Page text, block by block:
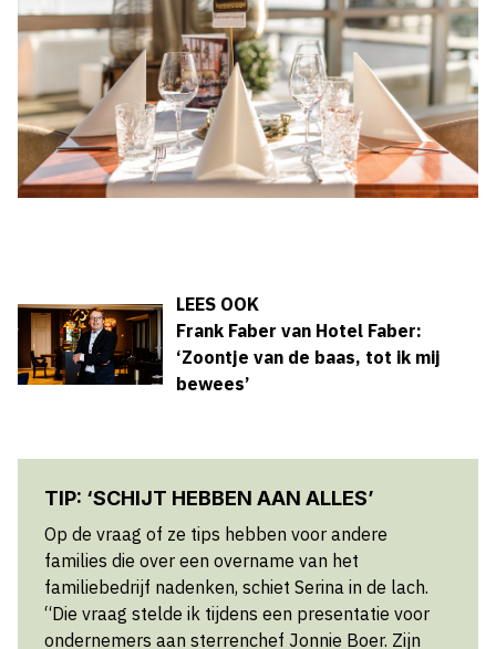
LEES OOK
Frank Faber van Hotel Faber:
‘Zoontje van de baas, tot ik mij
bewees’
TIP: ‘SCHIJT HEBBEN AAN ALLES’
Op de vraag of ze tips hebben voor andere
families die over een overname van het
familiebedrijf nadenken, schiet Serina in de lach.
“Die vraag stelde ik tijdens een presentatie voor
ondernemers aan sterrenchef Jonnie Boer. Zijn